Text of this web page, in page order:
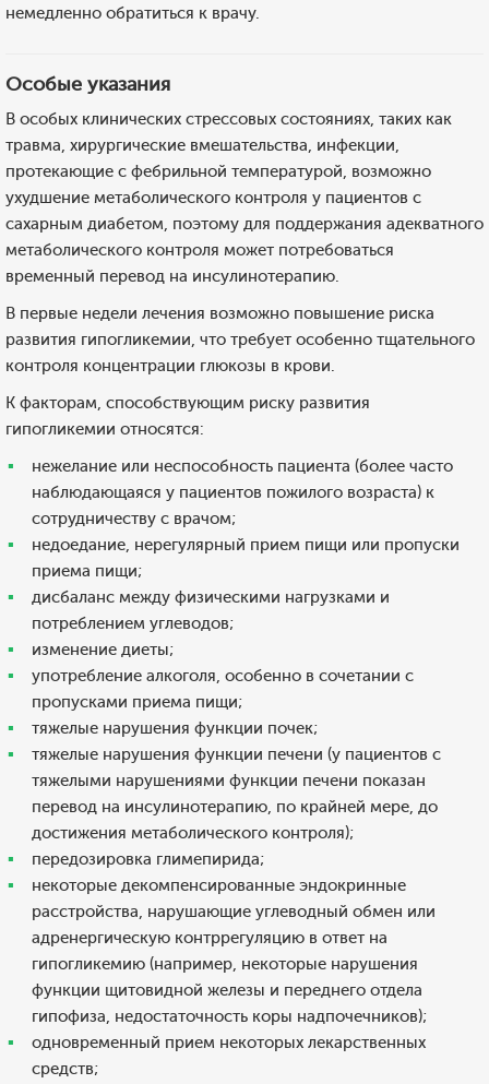
немедленно обратиться к врачу.
Особые указания
В особых клинических стрессовых состояниях, таких как
травма, хирургические вмешательства, инфекции,
протекающие с фебрильной температурой, возможно
ухудшение метаболического контроля у пациентов с
сахарным диабетом, поэтому для поддержания адекватного
метаболического контроля может потребоваться
временный перевод на инсулинотерапию.
В первые недели лечения возможно повышение риска
развития гипогликемии, что требует особенно тщательного
контроля концентрации глюкозы в крови.
К факторам, способствующим риску развития
гипогликемии относятся:
нежелание или неспособность пациента (более часто
наблюдающаяся у пациентов пожилого возраста) к
сотрудничеству с врачом;
недоедание, нерегулярный прием пищи или пропуски
приема пищи;
дисбаланс между физическими нагрузками и
потреблением углеводов;
изменение диеты;
употребление алкоголя, особенно в сочетании с
пропусками приема пищи;
тяжелые нарушения функции почек;
тяжелые нарушения функции печени (у пациентов с
тяжелыми нарушениями функции печени показан
перевод на инсулинотерапию, по крайней мере, до
достижения метаболического контроля);
передозировка глимепирида;
некоторые декомпенсированные эндокринные
расстройства, нарушающие углеводный обмен или
адренергическую контррегуляцию в ответ на
гипогликемию (например, некоторые нарушения
функции щитовидной железы и переднего отдела
гипофиза, недостаточность коры надпочечников);
одновременный прием некоторых лекарственных
средств;